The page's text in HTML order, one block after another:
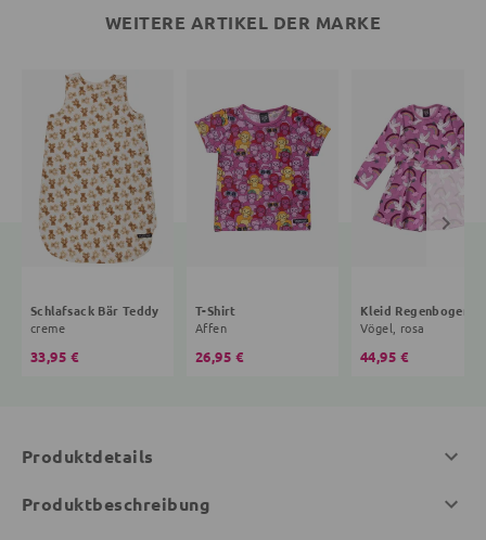
WEITERE ARTIKEL DER MARKE
Schlafsack Bär Teddy
creme
33,95 €
T-Shirt
Affen
26,95 €
Vögel, rosa
44,95 €
Produktdetails
Produktbeschreibung